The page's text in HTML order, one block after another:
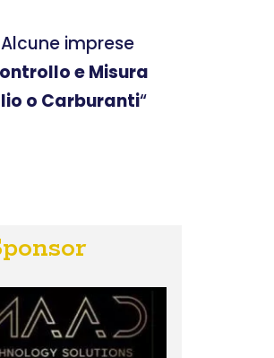
Alcune imprese
e Misura
o Carburanti“